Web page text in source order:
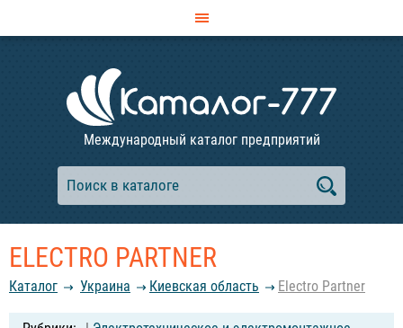
Международный каталог предприятий
ELECTRO PARTNER
Каталог Украина Киевская область Electro Partner